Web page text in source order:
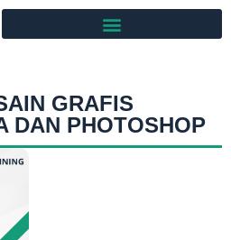
GRAFIS
DAN PHOTOSHOP